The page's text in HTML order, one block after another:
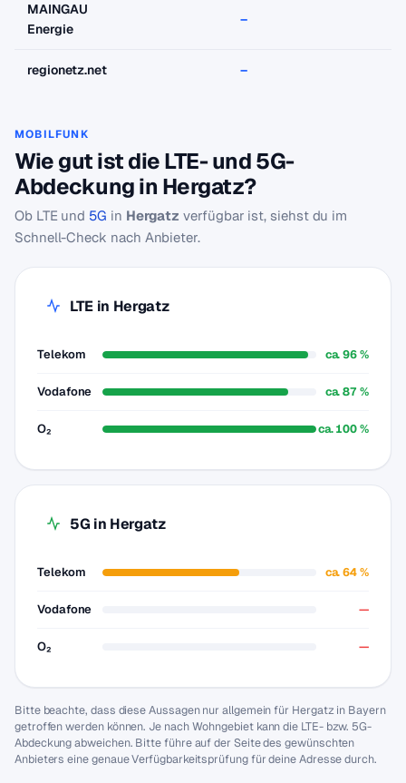
MAINGAU
Energie
–
regionetz.net –
MOBILFUNK
Wie gut ist die LTE- und 5G-
Abdeckung in Hergatz?
Ob LTE und 5G in Hergatz verfügbar ist, siehst du im
Schnell-Check nach Anbieter.
LTE in Hergatz
Telekom ca. 96 %
Vodafone ca. 87 %
O₂ ca. 100 %
5G in Hergatz
Telekom ca. 64 %
Vodafone —
O₂ —
Bitte beachte, dass diese Aussagen nur allgemein für Hergatz in Bayern
getroffen werden können. Je nach Wohngebiet kann die LTE- bzw. 5G-
Abdeckung abweichen. Bitte führe auf der Seite des gewünschten
Anbieters eine genaue Verfügbarkeitsprüfung für deine Adresse durch.